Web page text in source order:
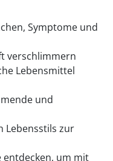
Symptome und
verschlimmern
Lebensmittel
und
Lebensstils zur
entdecken, um mit